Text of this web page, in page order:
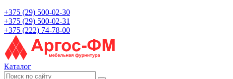
+375 (29) 500-02-30
+375 (29) 500-02-31
+375 (222) 74-78-00
Каталог